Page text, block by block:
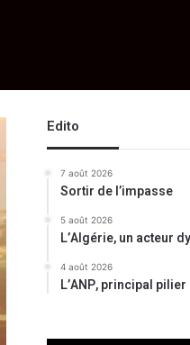
Edito
7 août 2026
Sortir de l’impasse
5 août 2026
L’Algérie, un acteur
4 août 2026
L’ANP, principal